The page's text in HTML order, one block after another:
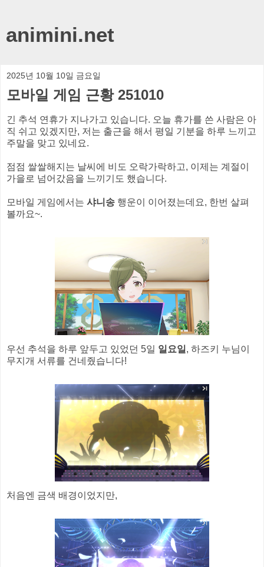
animini.net
2025년 10월 10일 금요일
모바일 게임 근황 251010
긴 추석 연휴가 지나가고 있습니다. 오늘 휴가를 쓴 사람은 아
직 쉬고 있겠지만, 저는 출근을 해서 평일 기분을 하루 느끼고
주말을 맞고 있네요.
점점 쌀쌀해지는 날씨에 비도 오락가락하고, 이제는 계절이
가을로 넘어갔음을 느끼기도 했습니다.
모바일 게임에서는 샤니송 행운이 이어졌는데요, 한번 살펴
볼까요~.
우선 추석을 하루 앞두고 있었던 5일 일요일 , 하즈키 누님이
무지개 서류를 건네줬습니다!
처음엔 금색 배경이었지만,